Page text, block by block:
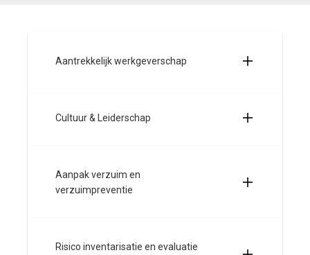
Aantrekkelijk werkgeverschap
Cultuur & Leiderschap
Aanpak verzuim en
verzuimpreventie
Risico inventarisatie en evaluatie